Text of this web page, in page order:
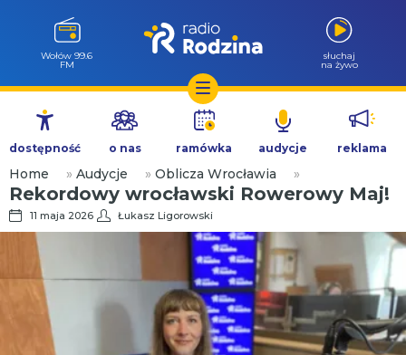
Przejdź
treści
Wołów 99.6
FM
słuchaj
na żywo
dostępność o nas ramówka audycje reklama
Home » Audycje » Oblicza Wrocławia »
Rekordowy wrocławski Rowerowy Maj!
11 maja 2026 Łukasz Ligorowski